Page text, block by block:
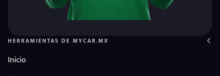
HERRAMIENTAS DE MYCAR.MX
Inicio